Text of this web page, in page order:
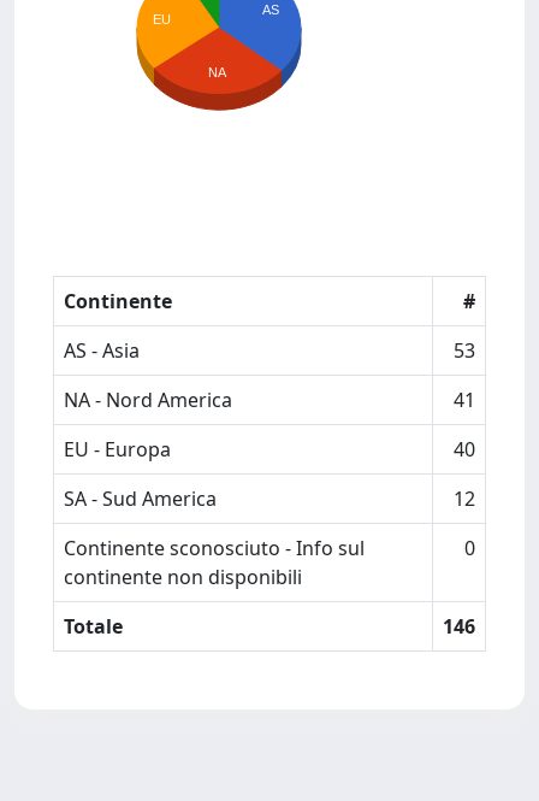
AS
EU
NA
Continente
#
AS - Asia
53
NA - Nord America
41
EU - Europa
40
SA - Sud America
12
Continente sconosciuto - Info sul
continente non disponibili
0
Totale 146